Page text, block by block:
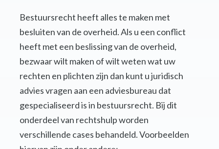
Bestuursrecht heeft alles te maken met
besluiten van de overheid. Als u een conflict
heeft met een beslissing van de overheid,
bezwaar wilt maken of wilt weten wat uw
rechten en plichten zijn dan kunt u juridisch
advies vragen aan een adviesbureau dat
gespecialiseerd is in bestuursrecht. Bij dit
onderdeel van rechtshulp worden
verschillende cases behandeld. Voorbeelden